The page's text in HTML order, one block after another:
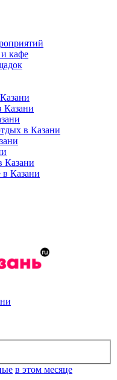
кафе
Казани
в Казани
Казани
в Казани
в этом месяце